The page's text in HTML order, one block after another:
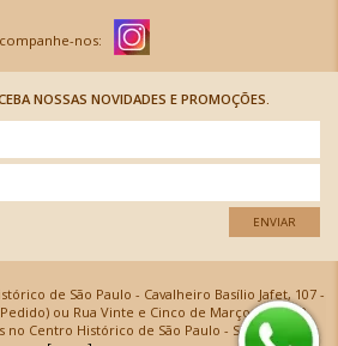
NOSSAS NOVIDADES E PROMOÇÕES.
ENVIAR
de São Paulo - Cavalheiro Basílio Jafet, 107 -
ou Rua Vinte e Cinco de Março, 576 - SP,
no Centro Histórico de São Paulo - SP